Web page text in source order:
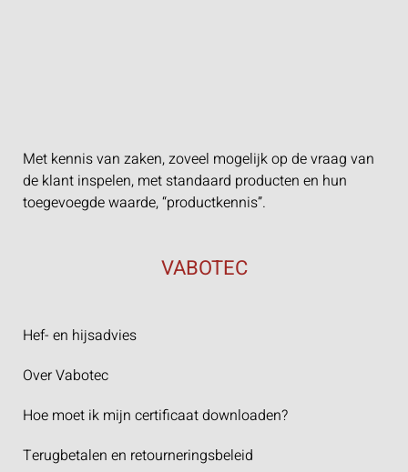
Met kennis van zaken, zoveel mogelijk op de vraag van
de klant inspelen, met standaard producten en hun
toegevoegde waarde, “productkennis”.
VABOTEC
Hef- en hijsadvies
Over Vabotec
Hoe moet ik mijn certificaat downloaden?
Terugbetalen en retourneringsbeleid